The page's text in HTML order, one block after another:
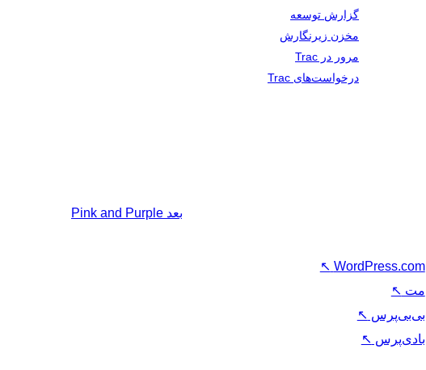
گزارش توسعه
مخزن زیرنگارش
مرور در Trac
درخواست‌های Trac
بعد Pink and Purple
WordPress.com
↖
مت ↖
بی‌بی‌پرس ↖
بادی‌پرس ↖